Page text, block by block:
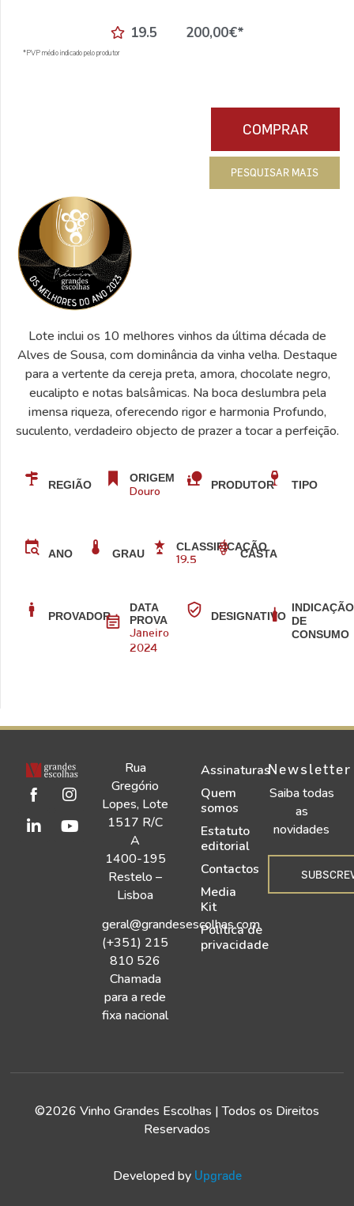
19.5 200,00€*
*PVP médio indicado pelo produtor
COMPRAR
PESQUISAR MAIS
Lote inclui os 10 melhores vinhos da última década de
Alves de Sousa, com dominância da vinha velha. Destaque
para a vertente da cereja preta, amora, chocolate negro,
eucalipto e notas balsâmicas. Na boca deslumbra pela
imensa riqueza, oferecendo rigor e harmonia Profundo,
suculento, verdadeiro objecto de prazer a tocar a perfeição.
REGIÃO
ORIGEM
Douro PRODUTOR TIPO
ANO GRAU
CLASSIFICAÇÃO
19.5
CASTA
PROVADOR
DATA
PROVA
Janeiro
2024
DESIGNATIVO
INDICAÇÃO
DE
CONSUMO
Rua
Gregório
Lopes, Lote
1517 R/C
A
1400-195
Restelo –
Lisboa
geral@grandesescolhas.com
(+351) 215
810 526
Chamada
para a rede
fixa nacional
Assinaturas
Quem
somos
Estatuto
editorial
Contactos
Media
Kit
Política de
privacidade
Newsletter
Saiba todas
as
novidades
©2026 Vinho Grandes Escolhas | Todos os Direitos
Reservados
Developed by Upgrade